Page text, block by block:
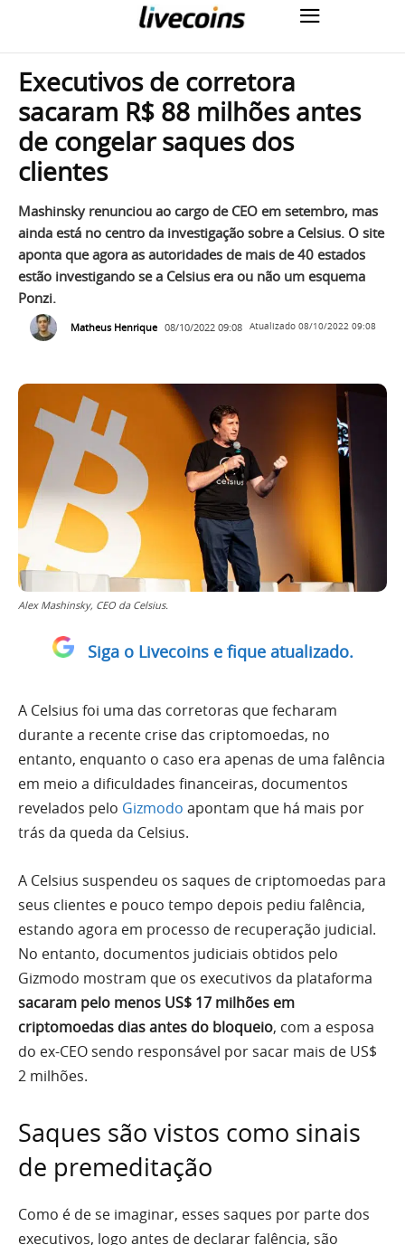
Executivos de corretora
sacaram R$ 88 milhões antes
de congelar saques dos
clientes
Mashinsky renunciou ao cargo de CEO em setembro, mas
ainda está no centro da investigação sobre a Celsius. O site
aponta que agora as autoridades de mais de 40 estados
estão investigando se a Celsius era ou não um esquema
Ponzi.
Matheus Henrique 08/10/2022 09:08 Atualizado 08/10/2022 09:08
Alex Mashinsky, CEO da Celsius.
Siga o Livecoins e fique atualizado.
A Celsius foi uma das corretoras que fecharam
durante a recente crise das criptomoedas, no
entanto, enquanto o caso era apenas de uma falência
em meio a dificuldades financeiras, documentos
revelados pelo Gizmodo apontam que há mais por
trás da queda da Celsius.
A Celsius suspendeu os saques de criptomoedas para
seus clientes e pouco tempo depois pediu falência,
estando agora em processo de recuperação judicial.
No entanto, documentos judiciais obtidos pelo
Gizmodo mostram que os executivos da plataforma
sacaram pelo menos US$ 17 milhões em
criptomoedas dias antes do bloqueio, com a esposa
do ex-CEO sendo responsável por sacar mais de US$
2 milhões.
Saques são vistos como sinais
de premeditação
Como é de se imaginar, esses saques por parte dos
executivos, logo antes de declarar falência, são